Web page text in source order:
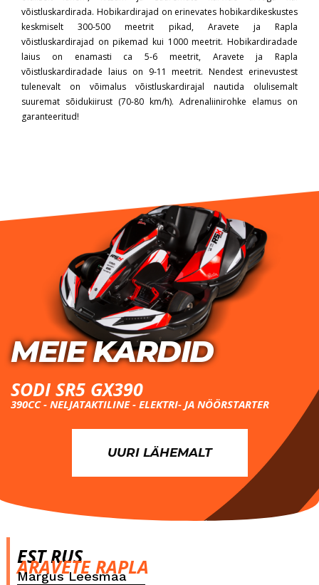
võistluskardirada. Hobikardirajad on erinevates hobikardikeskustes
keskmiselt 300-500 meetrit pikad, Aravete ja Rapla
võistluskardirajad on pikemad kui 1000 meetrit. Hobikardiradade
laius on enamasti ca 5-6 meetrit, Aravete ja Rapla
võistluskardiradade laius on 9-11 meetrit. Nendest erinevustest
tulenevalt on võimalus võistluskardirajal nautida olulisemalt
suuremat sõidukiirust (70-80 km/h). Adrenaliinirohke elamus on
garanteeritud!
MEIE KARDID
SODI SR5 GX390
390CC - NELJATAKTILINE - ELEKTRI- JA NÖÖRSTARTER
UURI LÄHEMALT
EST RUS
ARAVETE RAPLA
Margus Leesmaa